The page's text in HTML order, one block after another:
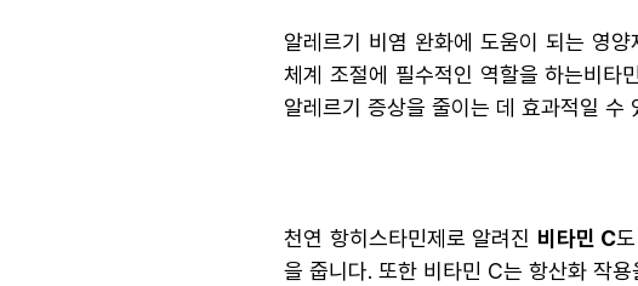
알레르기 비염 완화에 도움이 되는 영양
체계 조절에 필수적인 역할을 하는비타
알레르기 증상을 줄이는 데 효과적일 수
천연 항히스타민제로 알려진 비타민 C
을 줍니다. 또한 비타민 C는 항산화 작